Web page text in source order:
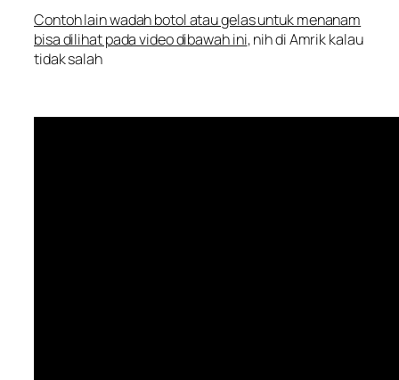
Contoh lain wadah botol atau gelas untuk menanam
bisa dilihat pada video dibawah ini, nih di Amrik kalau
tidak salah